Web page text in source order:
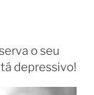
o seu
depressivo!